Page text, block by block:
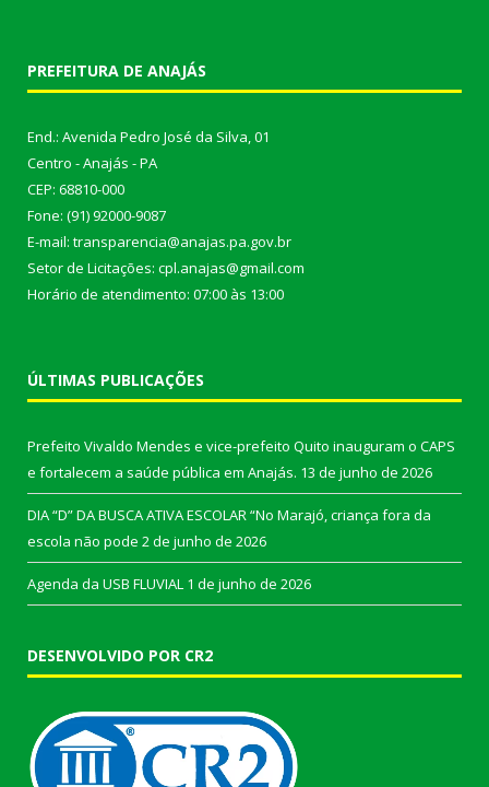
PREFEITURA DE ANAJÁS
End.: Avenida Pedro José da Silva, 01
Centro - Anajás - PA
CEP: 68810-000
Fone: (91) 92000-9087
E-mail: transparencia@anajas.pa.gov.br
Setor de Licitações: cpl.anajas@gmail.com
Horário de atendimento: 07:00 às 13:00
ÚLTIMAS PUBLICAÇÕES
Prefeito Vivaldo Mendes e vice-prefeito Quito inauguram o CAPS
e fortalecem a saúde pública em Anajás. 13 de junho de 2026
DIA “D” DA BUSCA ATIVA ESCOLAR “No Marajó, criança fora da
escola não pode 2 de junho de 2026
Agenda da USB FLUVIAL 1 de junho de 2026
DESENVOLVIDO POR CR2